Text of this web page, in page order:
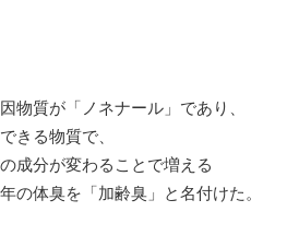
物質が「ノネナール」であり、
きる物質で、
成分が変わることで増える
の体臭を「加齢臭」と名付けた。